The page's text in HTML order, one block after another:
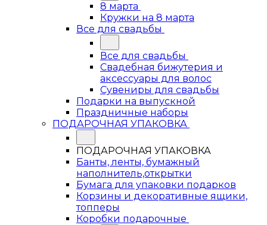
8 марта
Кружки на 8 марта
Все для свадьбы
Все для свадьбы
Свадебная бижутерия и
аксессуары для волос
Сувениры для свадьбы
Подарки на выпускной
Праздничные наборы
ПОДАРОЧНАЯ УПАКОВКА
ПОДАРОЧНАЯ УПАКОВКА
Банты, ленты, бумажный
наполнитель,открытки
Бумага для упаковки подарков
Корзины и декоративные ящики,
топперы
Коробки подарочные